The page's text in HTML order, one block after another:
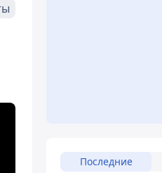
Последние